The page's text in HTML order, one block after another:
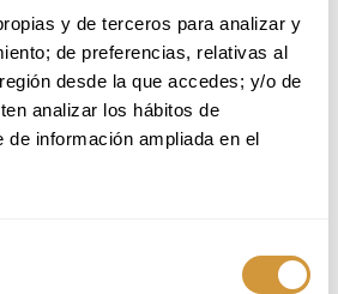
y de terceros para analizar y
de preferencias, relativas al
desde la que accedes; y/o de
analizar los hábitos de
de información ampliada en el